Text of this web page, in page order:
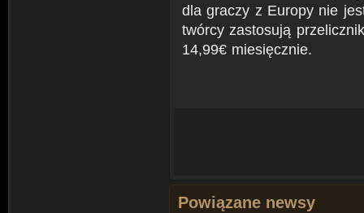
dla graczy z Europy nie
twórcy zastosują
14,99€ miesięcznie.
Powiązane newsy